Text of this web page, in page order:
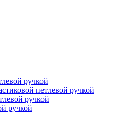
ручкой
петлевой ручкой
ручкой
ручкой